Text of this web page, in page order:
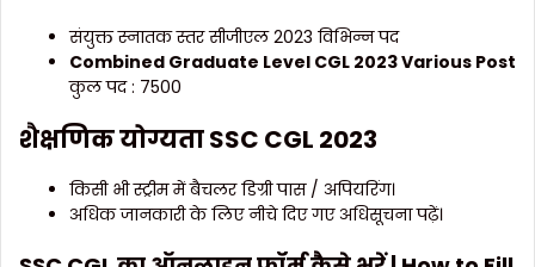
संयुक्त स्नातक स्तर सीजीएल 2023 विभिन्न पद
Combined Graduate Level CGL 2023 Various Post
कुल पद : 7500
शैक्षणिक योग्यताSSC CGL 2023
किसी भी स्ट्रीम में बैचलर डिग्री पास / अपियरिंग।
अधिक जानकारी के लिए नीचे दिए गए अधिसूचना पढ़ें।